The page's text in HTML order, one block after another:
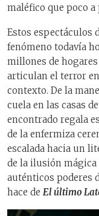
maléfico que poco a
Estos espectáculos
fenómeno todavía
millones de
articulan el terror
contexto. De la
cuela en las casas
encontrado regala
de la enfermiza
escalada hacia un
de la ilusión
auténticos poderes
hace de El último